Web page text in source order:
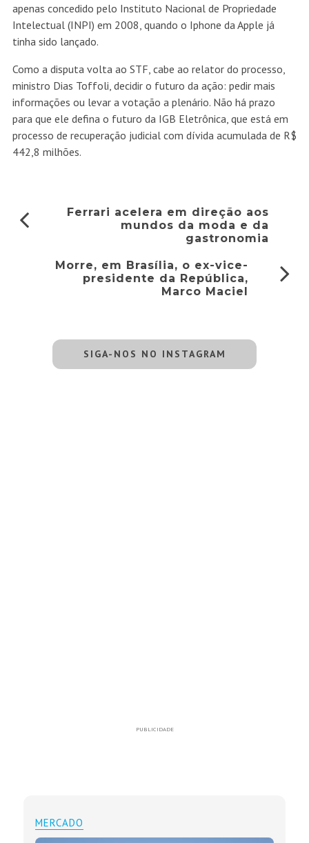
apenas concedido pelo Instituto Nacional de Propriedade
Intelectual (INPI) em 2008, quando o Iphone da Apple já
tinha sido lançado.
Como a disputa volta ao STF, cabe ao relator do processo,
ministro Dias Toffoli, decidir o futuro da ação: pedir mais
informações ou levar a votação a plenário. Não há prazo
para que ele defina o futuro da IGB Eletrônica, que está em
processo de recuperação judicial com dívida acumulada de R$
442,8 milhões.
Ferrari acelera em direção aos
mundos da moda e da
gastronomia
Morre, em Brasília, o ex-vice-
presidente da República,
Marco Maciel
SIGA-NOS NO INSTAGRAM
PUBLICIDADE
MERCADO